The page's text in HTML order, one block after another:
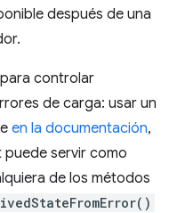
después de una
controlar
de carga: usar un
en la documentación,
servir como
de los métodos